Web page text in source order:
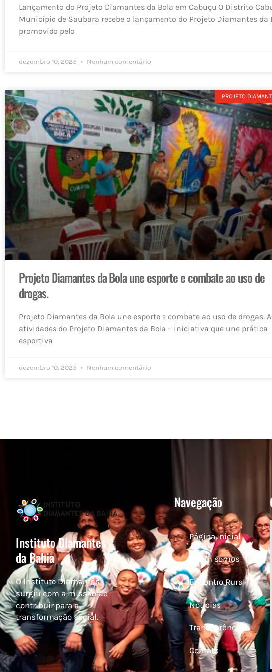
Lançamento do Projeto Diamantes da Bola em Cabuçu O Distrito
Município de Saubara recebe o lançamento do Projeto Diamantes da
promovido pelo
dezembro 10, 2025 Nenhum comentário
PROJETO
Projeto Diamantes da Bola une esporte e combate ao uso de
drogas.
Projeto Diamantes da Bola une esporte e combate ao uso de drogas.
atividades do Projeto Diamantes da Bola – iniciativa que une prática
esportiva
dezembro 10, 2025 Nenhum comentário
Instituto Diamantes
da Bahia
O Instituto Diamantes
surgiu com a missão de
contribuir para a
transformação social.
Navegação
Página inicial
Quem somos
Encontro Rural
Notícias
Transparência
Contato